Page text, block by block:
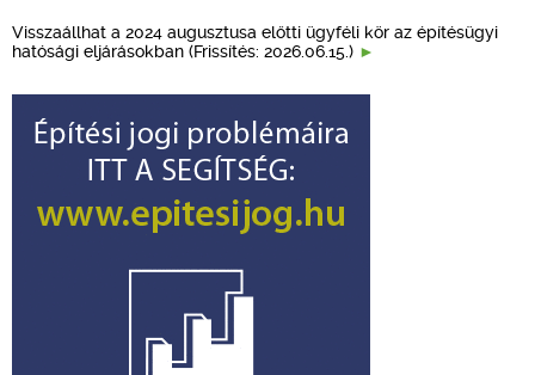
Visszaállhat a 2024 augusztusa előtti ügyféli kör az építésügyi
hatósági eljárásokban (Frissítés: 2026.06.15.)